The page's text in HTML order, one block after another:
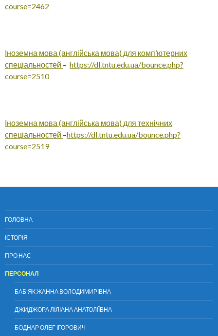
course=2462
Іноземна мова (англійська мова) для комп’ютерних
спеціальностей – https://dl.tntu.edu.ua/bounce.php?
course=2510
Іноземна мова (англійська мова) для технічних
спеціальностей –https://dl.tntu.edu.ua/bounce.php?
course=2519
ГОЛОВНА
ІСТОРІЯ
ПРО НАС
ПЕРСОНАЛ
БАБ’ЯК ЖАННА ВОЛОДИМИРІВНА
ДЖИДЖОРА ЛІЛІАНА АНАТОЛІЇВНА
БОДНАР ОЛЕГ ІГОРОВИЧ